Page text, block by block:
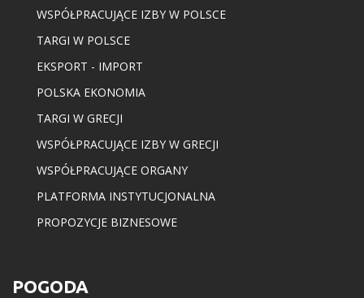
WSPÓŁPRACUJĄCE IZBY W POLSCE
TARGI W POLSCE
EKSPORT - IMPORT
POLSKA EKONOMIA
TARGI W GRECJI
WSPÓŁPRACUJĄCE IZBY W GRECJI
WSPÓŁPRACUJĄCE ORGANY
PLATFORMA INSTYTUCJONALNA
PROPOZYCJE BIZNESOWE
POGODA